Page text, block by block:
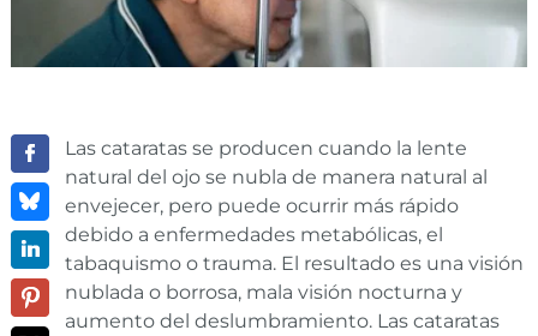
Las cataratas se producen cuando la lente
natural del ojo se nubla de manera natural al
envejecer, pero puede ocurrir más rápido
debido a enfermedades metabólicas, el
tabaquismo o trauma. El resultado es una visión
nublada o borrosa, mala visión nocturna y
aumento del deslumbramiento. Las cataratas